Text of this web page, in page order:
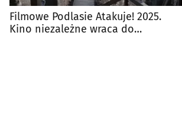
Filmowe Podlasie Atakuje! 2025.
Kino niezależne wraca do